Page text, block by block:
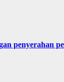
penyerahan